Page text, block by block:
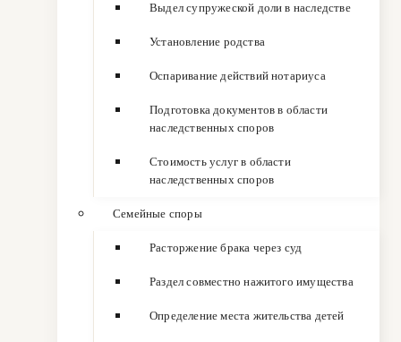
Выдел супружеской доли в наследстве
Установление родства
Оспаривание действий нотариуса
Подготовка документов в области
наследственных споров
Стоимость услуг в области
наследственных споров
Семейные споры
Расторжение брака через суд
Раздел совместно нажитого имущества
Определение места жительства детей